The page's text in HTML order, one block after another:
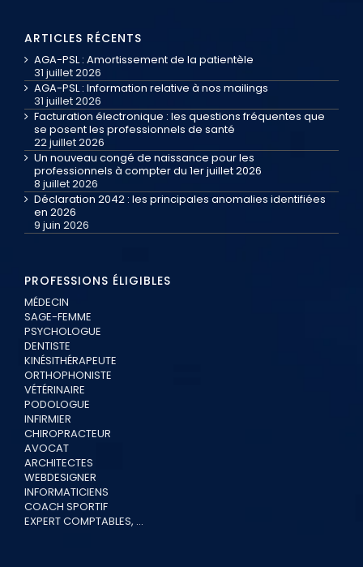
ARTICLES RÉCENTS
AGA-PSL : Amortissement de la patientèle
31 juillet 2026
AGA-PSL : Information relative à nos mailings
31 juillet 2026
Facturation électronique : les questions fréquentes que
se posent les professionnels de santé
22 juillet 2026
Un nouveau congé de naissance pour les
professionnels à compter du 1er juillet 2026
8 juillet 2026
Déclaration 2042 : les principales anomalies identifiées
en 2026
9 juin 2026
PROFESSIONS ÉLIGIBLES
MÉDECIN
SAGE-FEMME
PSYCHOLOGUE
DENTISTE
KINÉSITHÉRAPEUTE
ORTHOPHONISTE
VÉTÉRINAIRE
PODOLOGUE
INFIRMIER
CHIROPRACTEUR
AVOCAT
ARCHITECTES
WEBDESIGNER
INFORMATICIENS
COACH SPORTIF
EXPERT COMPTABLES, …